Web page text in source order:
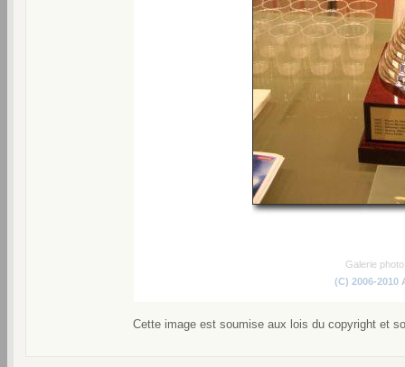
Galerie
(C) 2006-2010
Cette image est soumise aux lois du copyright et